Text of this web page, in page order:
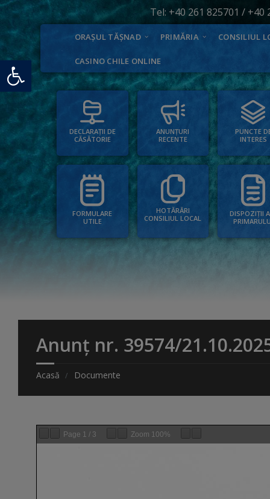
Deschide bara de unelte
Tel: +40 261 825701 / +40
ORAȘUL TĂȘNAD PRIMĂRIA CONSILIUL
CASINO CHILE ONLINE
DECLARAȚII DE
CĂSĂTORIE
ANUNȚURI
RECENTE
PUNCTE
INTERES
FORMULARE
UTILE
HOTĂRÂRI
CONSILIUL LOCAL
DISPOZIȚII
Anunț nr. 39574/
Acasă Documente
Page 1 / 3 Zoom 100%